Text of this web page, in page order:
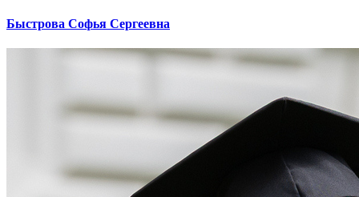
Быстрова Софья Сергеевна